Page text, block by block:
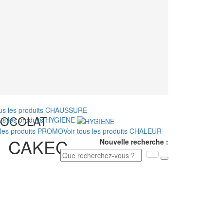
les produits CHAUSSURE
les produitsHYGIENE
produits PROMOVoir tous les produits CHALEUR
Nouvelle recherche :
CAKEC